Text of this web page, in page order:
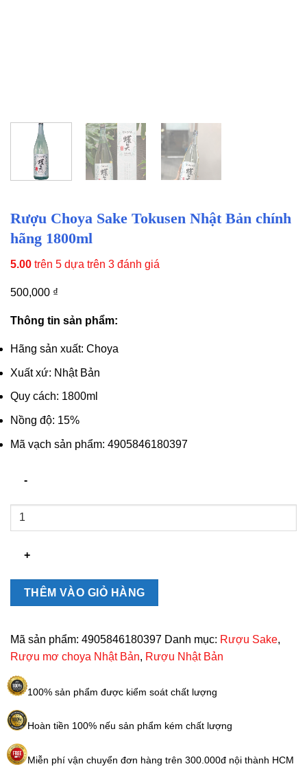
Rượu Choya Sake Tokusen Nhật Bản chính
hãng 1800ml
5.00 trên 5 dựa trên 3 đánh giá
500,000 ₫
Thông tin sản phẩm:
Hãng sản xuất: Choya
Xuất xứ: Nhật Bản
Quy cách: 1800ml
Nồng độ: 15%
Mã vạch sản phẩm: 4905846180397
Rượu
Tokusen
Bản
chính
1800ml
số
THÊM VÀO GIỎ HÀNG
Mã sản phẩm: 4905846180397 Danh mục: Rượu Sake,
Rượu mơ choya Nhật Bản, Rượu Nhật Bản
100% sản phẩm được kiểm soát chất lượng
Hoàn tiền 100% nếu sản phẩm kém chất lượng
Miễn phí vận chuyển đơn hàng trên 300.000đ nội thành HCM